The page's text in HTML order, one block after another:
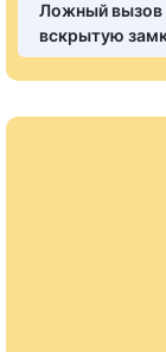
Ложный вызов
вскрытую